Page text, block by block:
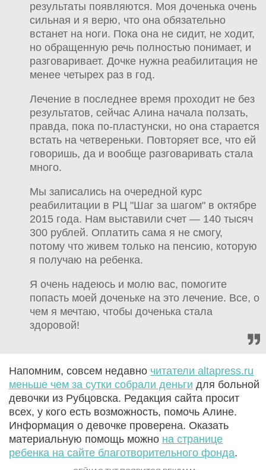
результаты появляются. Моя доченька очень
сильная и я верю, что она обязательно
встанет на ноги. Пока она не сидит, не ходит,
но обращенную речь полностью понимает, и
разговаривает. Дочке нужна реабилитация не
менее четырех раз в год.
Лечение в последнее время проходит не без
результатов, сейчас Алина начала ползать,
правда, пока по-пластунски, но она старается
встать на четвереньки. Повторяет все, что ей
говоришь, да и вообще разговаривать стала
много.
Мы записались на очередной курс
реабилитации в РЦ "Шаг за шагом" в октябре
2015 года. Нам выставили счет — 140 тысяч
300 рублей. Оплатить сама я не смогу,
потому что живем только на пенсию, которую
я получаю на ребенка.
Я очень надеюсь и молю вас, помогите
попасть моей доченьке на это лечение. Все, о
чем я мечтаю, чтобы доченька стала
здоровой!
Напомним, совсем недавно читатели altapress.ru
меньше чем за сутки собрали деньги для больной
девочки из Рубцовска. Редакция сайта просит
всех, у кого есть возможность, помочь Алине.
Информация о девочке проверена. Оказать
материальную помощь можно на странице
ребенка на сайте благотворительного фонда.